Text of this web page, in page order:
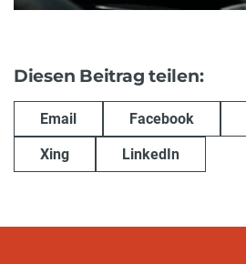
Diesen Beitrag teilen:
Email Facebook
Xing LinkedIn